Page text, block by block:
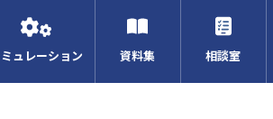
ュレーション 資料集 相談室